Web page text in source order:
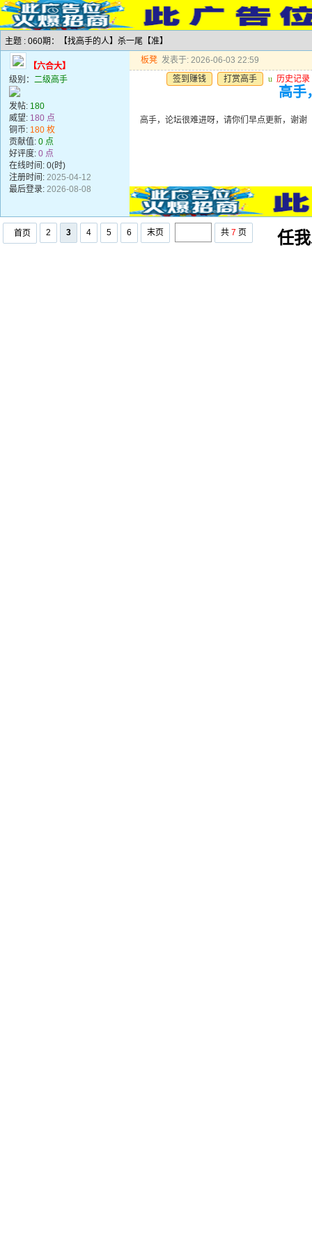
主题 : 060期：【找高手的人】杀一尾【准】
【六合大】
级别： 二级高手
发帖: 180
威望: 180 点
铜币: 180 枚
贡献值: 0 点
好评度: 0 点
在线时间: 0(时)
注册时间: 2025-04-12
最后登录: 2026-08-08
板凳 发表于: 2026-06-03 22:59
签到赚钱
打赏高手 u 历史记录
高手
高手，论坛很难进呀，请你们早点更新，谢谢
首页 2 3 4 5 6 末页 共 7 页 任我